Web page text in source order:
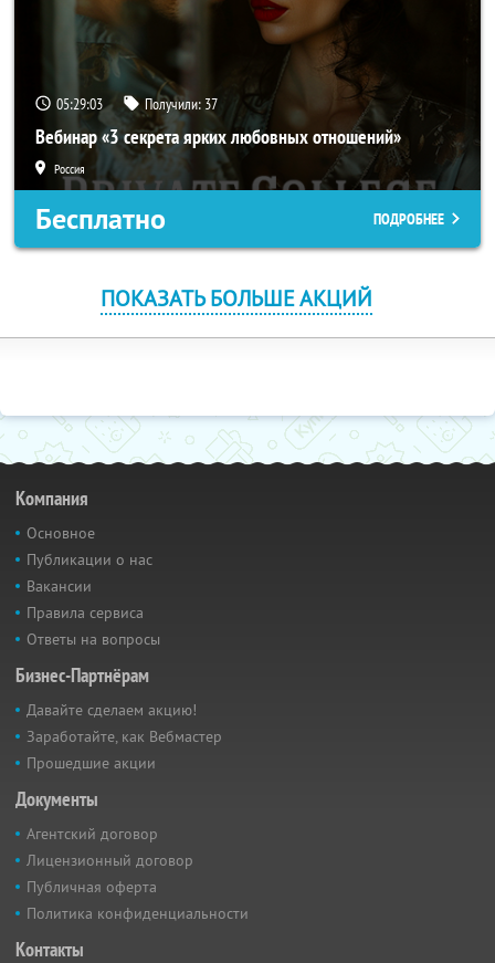
05:29:02 Получили: 37
Вебинар «3 секрета ярких любовных отношений»
Россия
Бесплатно ПОДРОБНЕЕ
ПОКАЗАТЬ БОЛЬШЕ АКЦИЙ
Компания
Основное
Публикации о нас
Вакансии
Правила сервиса
Ответы на вопросы
Бизнес-Партнёрам
Давайте сделаем акцию!
Заработайте, как Вебмастер
Прошедшие акции
Документы
Агентский договор
Лицензионный договор
Публичная оферта
Политика конфиденциальности
Контакты